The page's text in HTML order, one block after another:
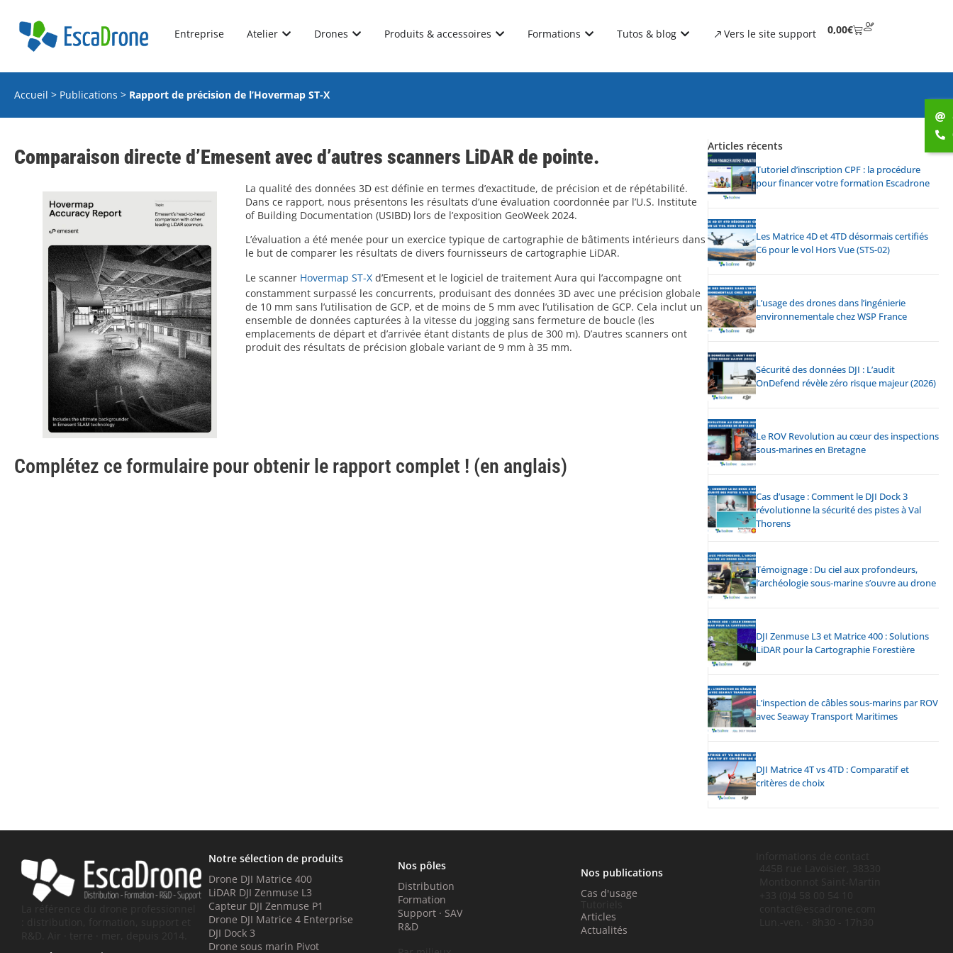
Entreprise Atelier Drones Produits & accessoires Formations Tutos & blog Vers le site support 0,00€
Accueil > Publications > Rapport de précision de l’Hovermap ST-X
Comparaison directe d’Emesent avec d’autres scanners LiDAR de pointe.
La qualité des données 3D est définie en termes d’exactitude, de précision et de répétabilité.
Dans ce rapport, nous présentons les résultats d’une évaluation coordonnée par l’U.S. Institute
of Building Documentation (USIBD) lors de l’exposition GeoWeek 2024.
L’évaluation a été menée pour un exercice typique de cartographie de bâtiments intérieurs dans
le but de comparer les résultats de divers fournisseurs de cartographie LiDAR.
Le scanner Hovermap ST-Xd’Emesent et le logiciel de traitement Aura qui l’accompagne ont
constamment surpassé les concurrents, produisant des données 3D avec une précision globale
de 10 mm sans l’utilisation de GCP, et de moins de 5 mm avec l’utilisation de GCP. Cela inclut un
ensemble de données capturées à la vitesse du jogging sans fermeture de boucle (les
emplacements de départ et d’arrivée étant distants de plus de 300 m). D’autres scanners ont
produit des résultats de précision globale variant de 9 mm à 35 mm.
Complétez ce formulaire pour obtenir le rapport complet ! (en anglais)
Articles récents
Tutoriel d’inscription CPF : la procédure
pour financer votre formation Escadrone
Les Matrice 4D et 4TD désormais certifiés
C6 pour le vol Hors Vue (STS-02)
L’usage des drones dans l’ingénierie
environnementale chez WSP France
Sécurité des données DJI : L’audit
OnDefend révèle zéro risque majeur (2026)
Le ROV Revolution au cœur des inspections
sous-marines en Bretagne
Cas d’usage : Comment le DJI Dock 3
révolutionne la sécurité des pistes à Val
Thorens
Témoignage : Du ciel aux profondeurs,
l’archéologie sous-marine s’ouvre au drone
DJI Zenmuse L3 et Matrice 400 : Solutions
LiDAR pour la Cartographie Forestière
L’inspection de câbles sous-marins par ROV
avec Seaway Transport Maritimes
DJI Matrice 4T vs 4TD : Comparatif et
critères de choix
R&D. Air · terre · mer, depuis 2014.
Notre sélection de produits
Drone DJI Matrice 400
LiDAR DJI Zenmuse L3
Capteur DJI Zenmuse P1
Drone DJI Matrice 4 Enterprise
DJI Dock 3
Drone sous marin Pivot
Nos pôles
Distribution
Formation
Support · SAV
R&D
Nos publications
Cas d'usage
Articles
Actualités
445B rue Lavoisier, 38330
+33 (0)4 58 00 54 10
Lun.-ven. · 8h30 - 17h30